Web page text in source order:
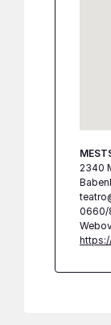
2340
0660/